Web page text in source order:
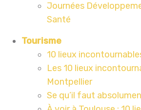
Journées
Santé
Tourisme
10 lieux
Les 10 lieux
Montpellier
Se qu’il faut